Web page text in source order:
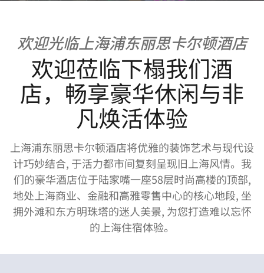
欢迎光临上海浦东丽思卡尔顿酒店
欢迎莅临下榻我们酒
店，畅享豪华休闲与非
凡焕活体验
上海浦东丽思卡尔顿酒店将优雅的装饰艺术与现代设
计巧妙结合, 于活力都市间复刻呈现旧上海风情。我
们的豪华酒店位于陆家嘴一座58层时尚高楼的顶部,
地处上海商业、金融和高雅零售中心的核心地段, 坐
拥外滩和东方明珠塔的迷人美景, 为您打造难以忘怀
的上海住宿体验。